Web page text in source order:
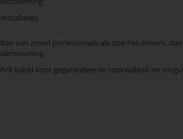
van zowel professionals als doe-het-zelvers,
kabel voor gegarandeerde topkwaliteit en